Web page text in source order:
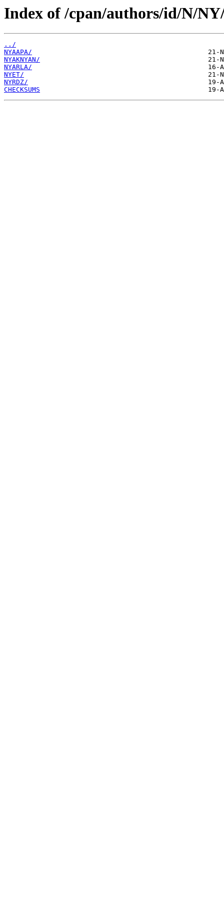
Index of /cpan/authors/id/N/
../
NYAAPA/
NYAKNYAN/
NYARLA/
NYET/
NYRDZ/
CHECKSUMS